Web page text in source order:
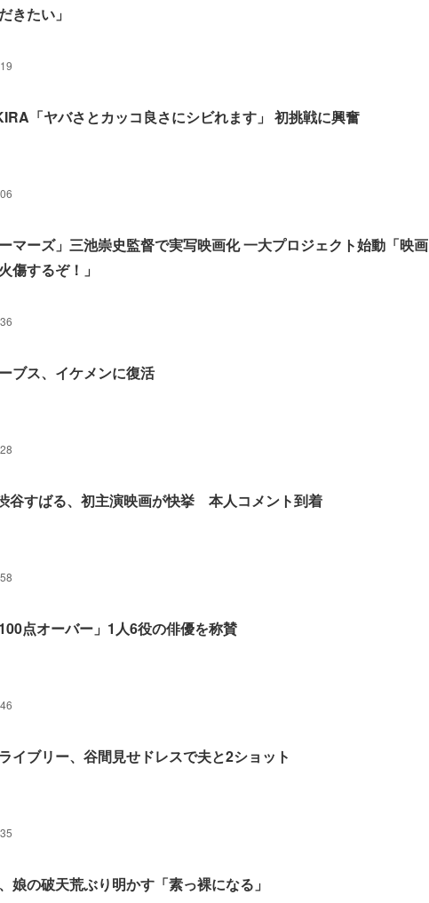
きたい」
「ヤバさとカッコ良さにシビれます」 初挑戦に興奮
ーマーズ」三池崇史監督で実写映画化 一大プロジェクト始動「映画
傷するぞ！」
ブス、イケメンに復活
谷すばる、初主演映画が快挙 本人コメント到着
点オーバー」1人6役の俳優を称賛
イブリー、谷間見せドレスで夫と2ショット
娘の破天荒ぶり明かす「素っ裸になる」